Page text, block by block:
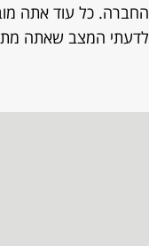
החברה. כל עוד אתה
לדעתי המצב שאתה